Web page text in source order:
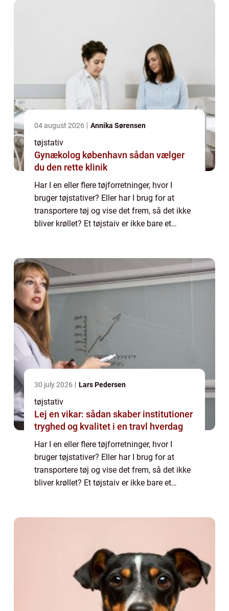
04 august 2026 Annika Sørensen
tøjstativ
Gynækolog københavn sådan vælger
du den rette klinik
Har I en eller flere tøjforretninger, hvor I
bruger tøjstativer? Eller har I brug for at
transportere tøj og vise det frem, så det ikke
bliver krøllet? Et tøjstaiv er ikke bare et
30 july 2026 Lars Pedersen
tøjstativ
Lej en vikar: sådan skaber institutioner
tryghed og kvalitet i en travl hverdag
Har I en eller flere tøjforretninger, hvor I
bruger tøjstativer? Eller har I brug for at
transportere tøj og vise det frem, så det ikke
bliver krøllet? Et tøjstaiv er ikke bare et